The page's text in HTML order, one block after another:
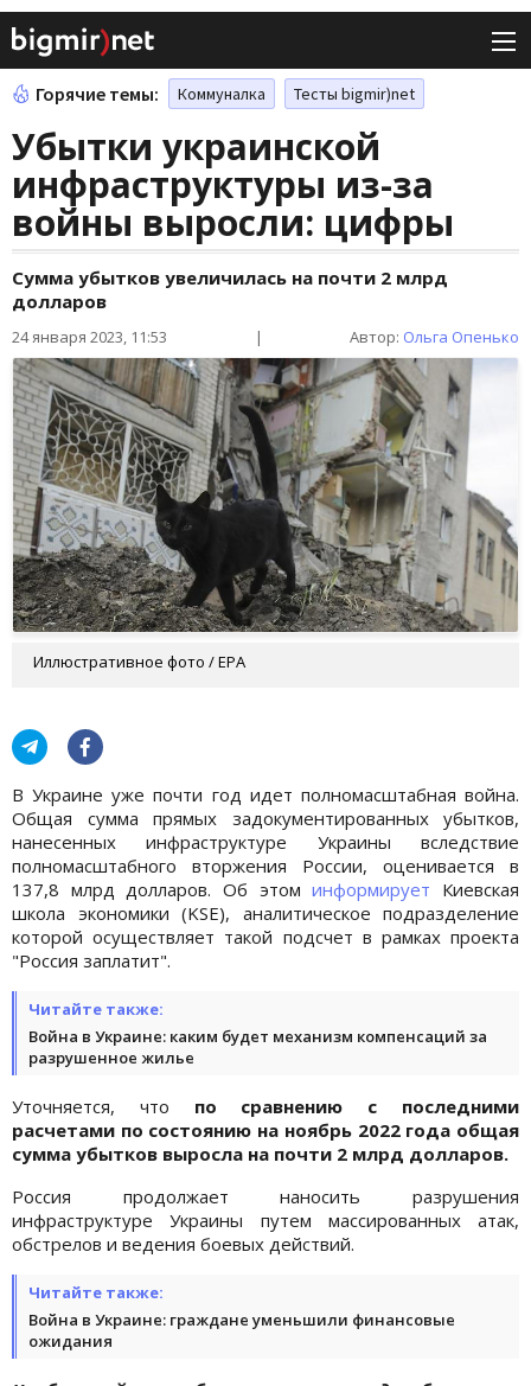
Горячие темы: Коммуналка Тесты bigmir)net
Убытки украинской
инфраструктуры из-за
войны выросли: цифры
Сумма убытков увеличилась на почти 2 млрд
долларов
24 января 2023, 11:53 | Автор: Ольга Опенько
Иллюстративное фото / EPA
В Украине уже почти год идет полномасштабная война.
Общая сумма прямых задокументированных убытков,
нанесенных инфраструктуре Украины вследствие
полномасштабного вторжения России, оценивается в
137,8 млрд долларов. Об этоминформирует Киевская
школа экономики (KSE), аналитическое подразделение
которой осуществляет такой подсчет в рамках проекта
"Россия заплатит".
Читайте также:
Война в Украине: каким будет механизм компенсаций за
разрушенное жилье
Уточняется, что по сравнению с последними
расчетами по состоянию на ноябрь 2022 года общая
сумма убытков выросла на почти 2 млрд долларов.
Россия продолжает наносить разрушения
инфраструктуре Украины путем массированных атак,
обстрелов и ведения боевых действий.
Читайте также:
Война в Украине: граждане уменьшили финансовые
ожидания